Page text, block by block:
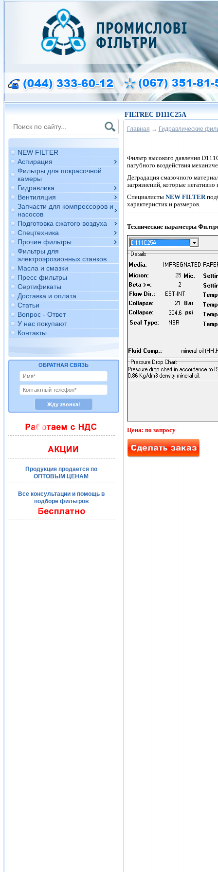
NEW FILTER
Аспирация
Фильтры для покрасочной
камеры
Гидравлика
Вентиляция
Запчасти для компрессоров и
насосов
Подготовка сжатого воздуха
Спецтехника
Прочие фильтры
Фильтры для
электроэрозионных станков
Масла и смазки
Пресс фильтры
Сертификаты
Доставка и оплата
Статьи
Вопрос - Ответ
У нас покупают
Контакты
ОБРАТНАЯ СВЯЗЬ
Продукция продается по
ОПТОВЫМ ЦЕНАМ
Все консультации и помощь в
подборе фильтров
FILTREC D111C25A
Главная → Гидравлические
Фильтр высокого давления
пагубного воздействия
Деградация смазочного
загрязнений, которые
Специалисты NEW FILTER
характеристик и размеров.
Технические параметры
Цена: по запросу